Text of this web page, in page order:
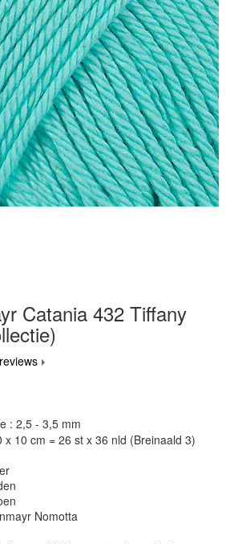
Catania 432 Tiffany
: 2,5 - 3,5 mm
x 10 cm = 26 st x 36 nld (Breinaald 3)
Nomotta